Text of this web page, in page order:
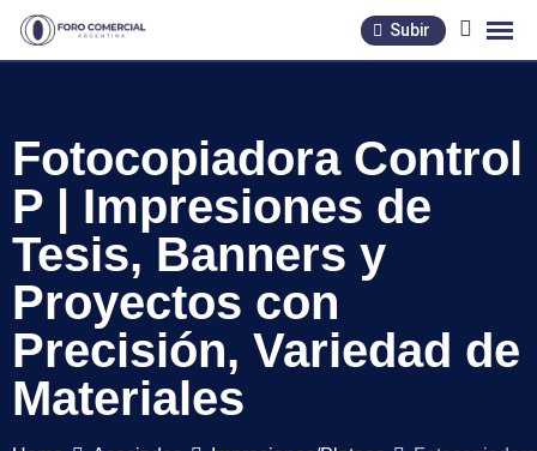
Skip
Subir
Fotocopiadora Control
P | Impresiones de
Tesis, Banners y
Proyectos con
Precisión, Variedad de
Materiales